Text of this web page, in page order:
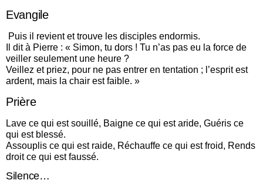
Evangile
Puis il revient et trouve les disciples endormis.
Il dit à Pierre : « Simon, tu dors ! Tu n’as pas eu la force de
veiller seulement une heure ?
Veillez et priez, pour ne pas entrer en tentation ; l’esprit est
ardent, mais la chair est faible. »
Prière
Lave ce qui est souillé, Baigne ce qui est aride, Guéris ce
qui est blessé.
Assouplis ce qui est raide, Réchauffe ce qui est froid, Rends
droit ce qui est faussé.
Silence…